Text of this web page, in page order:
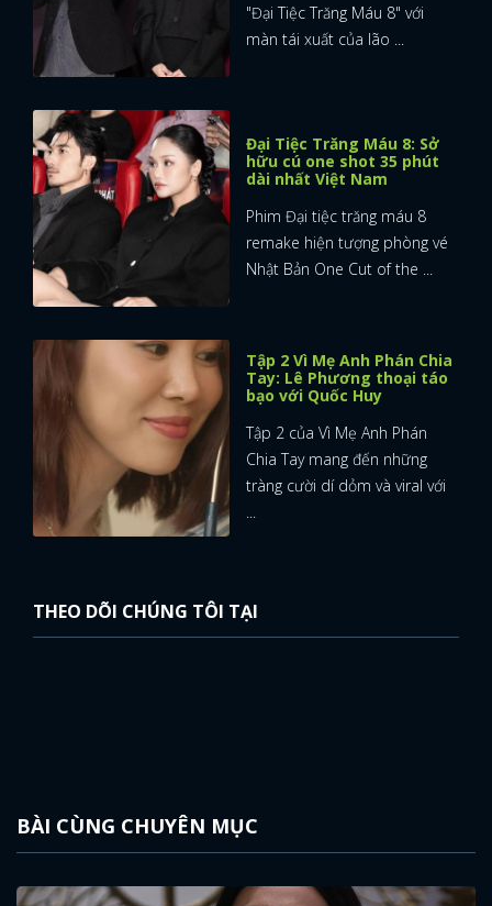
"Đại Tiệc Trăng Máu 8" với
màn tái xuất của lão ...
Đại Tiệc Trăng Máu 8: Sở
hữu cú one shot 35 phút
dài nhất Việt Nam
Phim Đại tiệc trăng máu 8
remake hiện tượng phòng vé
Nhật Bản One Cut of the ...
Tập 2 Vì Mẹ Anh Phán Chia
Tay: Lê Phương thoại táo
bạo với Quốc Huy
Tập 2 của Vì Mẹ Anh Phán
Chia Tay mang đến những
tràng cười dí dỏm và viral với
THEO DÕI CHÚNG TÔI TẠI
BÀI CÙNG CHUYÊN MỤC